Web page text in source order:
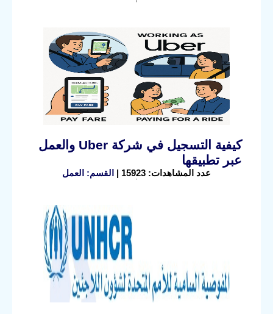
كيفية التسجيل في شركة Uber والعمل
عبر تطبيقها
عدد المشاهدات: 15923 | القسم: العمل